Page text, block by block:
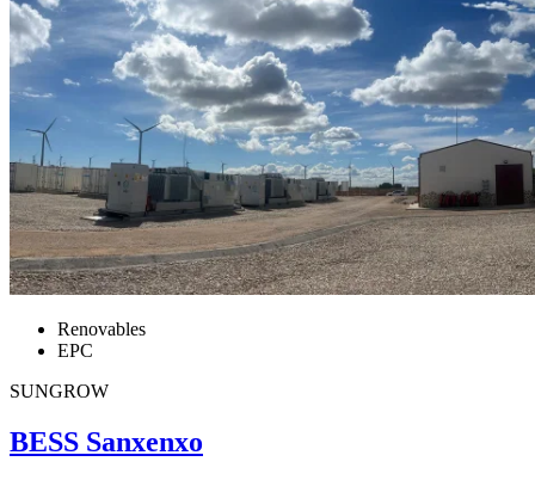
Renovables
EPC
SUNGROW
BESS Sanxenxo